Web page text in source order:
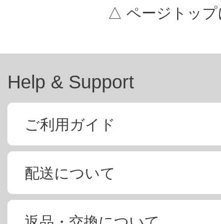
△ ページトップ
Help & Support
ご利用ガイド
配送について